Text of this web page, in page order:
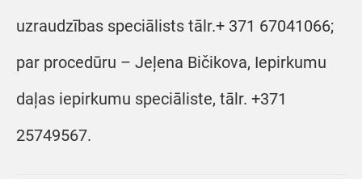
uzraudzības speciālists tālr.+ 371 67041066;
par procedūru – Jeļena Bičikova, Iepirkumu
daļas iepirkumu speciāliste, tālr. +371
25749567.